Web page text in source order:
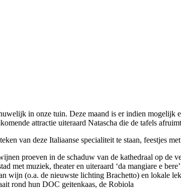
in onze tuin. Deze maand is er indien mogelijk
attractie uiteraard Natascha die de tafels
van deze Italiaanse specialiteit te staan, feestjes
proeven in de schaduw van de kathedraal op de
met muziek, theater en uiteraard ‘da mangiare e bere’
wijn (o.a. de nieuwste lichting Brachetto) en lokale
rond hun DOC geitenkaas, de Robiola